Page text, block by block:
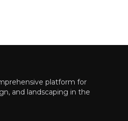
platform for
and landscaping in the